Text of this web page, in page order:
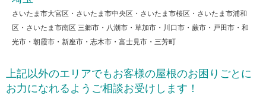
さいたま市大宮区・さいたま市中央区・さいたま市桜区・さいたま市浦和
区・さいたま市南区 三郷市・八潮市・草加市・川口市・蕨市・戸田市・和
光市・朝霞市・新座市・志木市・富士見市・三芳町
上記以外のエリアでもお客様の屋根のお困りごとに
お力になれるようご相談お受けします！